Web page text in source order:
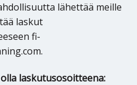
lähettää meille
laskut
fi-
laskutusosoitteena: